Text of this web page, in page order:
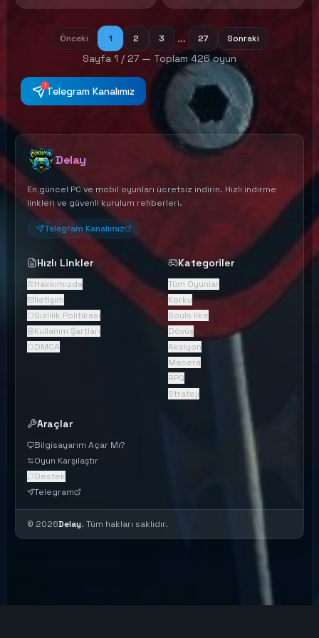
horrors.
and in desperate need of
search of your next…
opportunity, will you answer
Vahrin’s Call?
Önceki 1 2 3 … 27 Sonraki
Sayfa 1 / 27 — Toplam 426oyun
!Telegram Kanalımız
Delay
En güncel PC ve mobil oyunları ücretsiz indirin. Hızlı indirme
linkleri ve güvenli kurulum rehberleri.
Telegram Kanalımız
Hızlı Linkler
Hakkımızda
İletişim
Gizlilik Politikası
Kullanım Şartları
DMCA
Kategoriler
Tüm Oyunlar
Korku
Souls like
Dövüş
Aksiyon
Macera
RPG
Strateji
Araçlar
Bilgisayarım Açar Mı?
Oyun Karşılaştır
Destek
Telegram
© 2026Delay. Tüm hakları saklıdır.